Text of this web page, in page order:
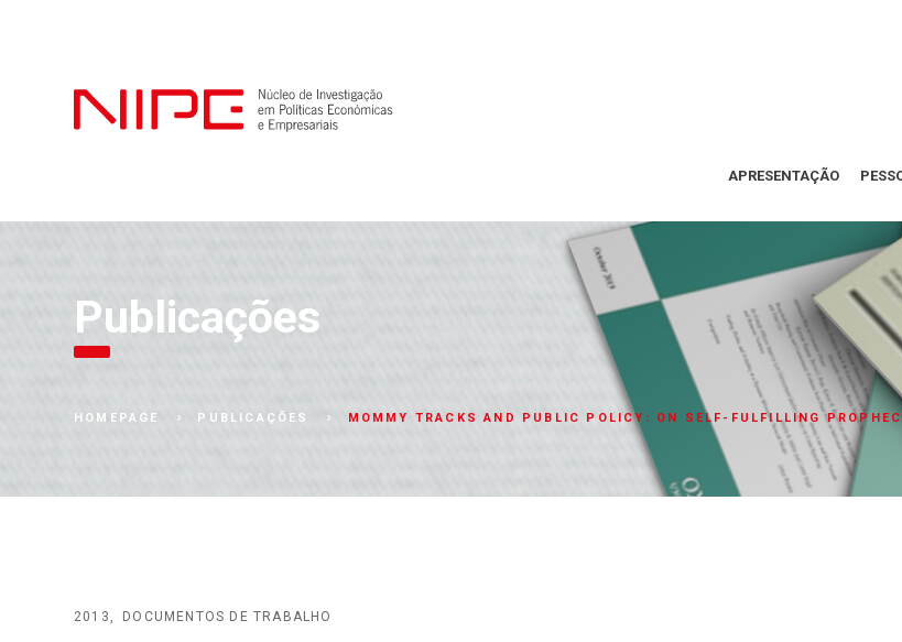
APRESENTAÇÃO
Publicações
HOMEPAGE PUBLICAÇÕES MOMMY TRACKS AND PUBLIC POLICY: ON SELF-FULFILLING
2013 DOCUMENTOS DE TRABALHO